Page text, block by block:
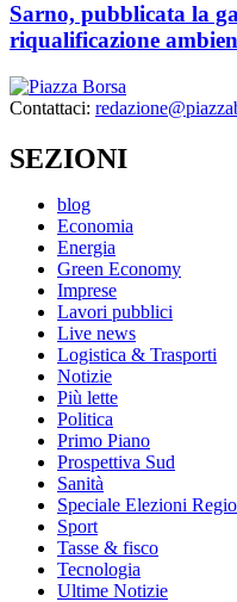
Sarno, pubblicata la
riqualificazione
Contattaci:
SEZIONI
blog
Economia
Energia
Green Economy
Imprese
Lavori pubblici
Live news
Logistica & Trasporti
Notizie
Più lette
Politica
Primo Piano
Prospettiva Sud
Sanità
Speciale Elezioni
Sport
Tasse & fisco
Tecnologia
Ultime Notizie